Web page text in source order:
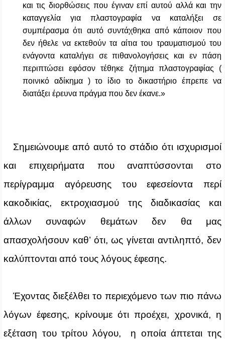
και τις διορθώσεις που έγιναν επί αυτού αλλά και την
καταγγελία για πλαστογραφία να καταλήξει σε
συμπέρασμα ότι αυτό συντάχθηκα από κάποιον που
δεν ήθελε να εκτεθούν τα αίτια του τραυματισμού του
ενάγοντα καταλήγει σε πιθανολογήσεις και εν πάση
περιπτώσει εφόσον τέθηκε ζήτημα πλαστογραφίας (
ποινικό αδίκημα ) το ίδιο το δικαστήριο έπρεπε να
διατάξει έρευνα πράγμα που δεν έκανε.»
Σημειώνουμε από αυτό το στάδιο ότι ισχυρισμοί
και επιχειρήματα που αναπτύσσονται στο
περίγραμμα αγόρευσης του εφεσείοντα περί
κακοδικίας, εκτροχιασμού της διαδικασίας και
άλλων συναφών θεμάτων δεν θα μας
απασχολήσουν καθ’ ότι, ως γίνεται αντιληπτό, δεν
καλύπτονται από τους λόγους έφεσης.
Έχοντας διεξέλθει το περιεχόμενο των πιο πάνω
λόγων έφεσης, κρίνουμε ότι προέχει, χρονικά, η
εξέταση του τρίτου λόγου, η οποία άπτεται της